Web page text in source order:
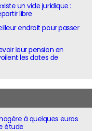
un vide juridique :
libre
endroit pour passer
leur pension en
les dates de
à quelques euros
étude